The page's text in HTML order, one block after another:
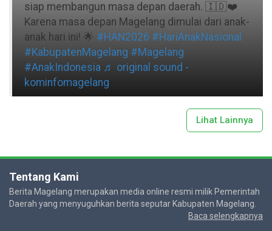
siap membangun masa depan daerah. 🇮🇩❤️
Karena masa depan Magelang dimulai dari anak-
anak hari ini! 🌟 #HAN2026 #HariAnakNasional
#KabupatenMagelang #Magelang
#AnakIndonesia ♬ original sound -
kominfomagelang
Lihat Lainnya
Tentang Kami
Berita Magelang merupakan media online resmi milik Pemerintah
Daerah yang menyuguhkan berita seputar Kabupaten Magelang.
Baca selengkapnya